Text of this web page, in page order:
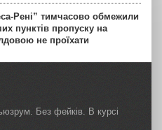
Рені” тимчасово обмежили
пунктів пропуску на
не проїхати
Без фейків. В курсі